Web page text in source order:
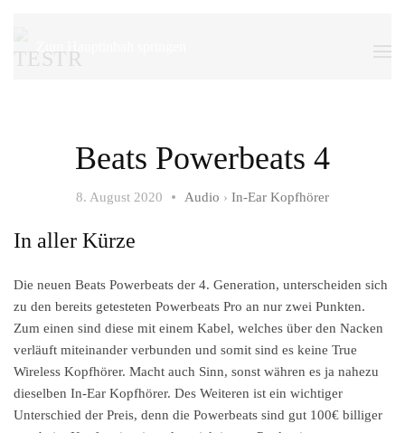
Beats Powerbeats 4
8. August 2020 Audio › In-Ear Kopfhörer
In aller Kürze
Die neuen Beats Powerbeats der 4. Generation, unterscheiden sich
zu den bereits getesteten Powerbeats Pro an nur zwei Punkten.
Zum einen sind diese mit einem Kabel, welches über den Nacken
verläuft miteinander verbunden und somit sind es keine True
Wireless Kopfhörer. Macht auch Sinn, sonst währen es ja nahezu
dieselben In-Ear Kopfhörer. Des Weiteren ist ein wichtiger
Unterschied der Preis, denn die Powerbeats sind gut 100€ billiger